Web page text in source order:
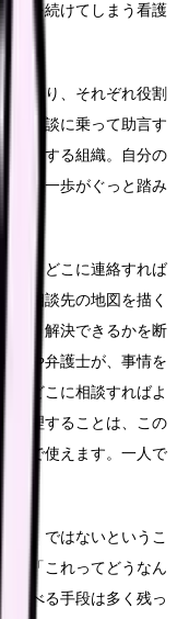
慢を続けてしまう看護
があり、それぞれ役割
に相談に乗って助言す
交渉する組織。自分の
初の一歩がぐっと踏み
ど、どこに連絡すれば
、相談先の地図を描く
どう解決できるかを断
者や弁護士が、事情を
「どこに相談すればよ
整理することは、この
要で使えます。一人で
。
段」ではないというこ
、「これってどうなん
選べる手段は多く残っ